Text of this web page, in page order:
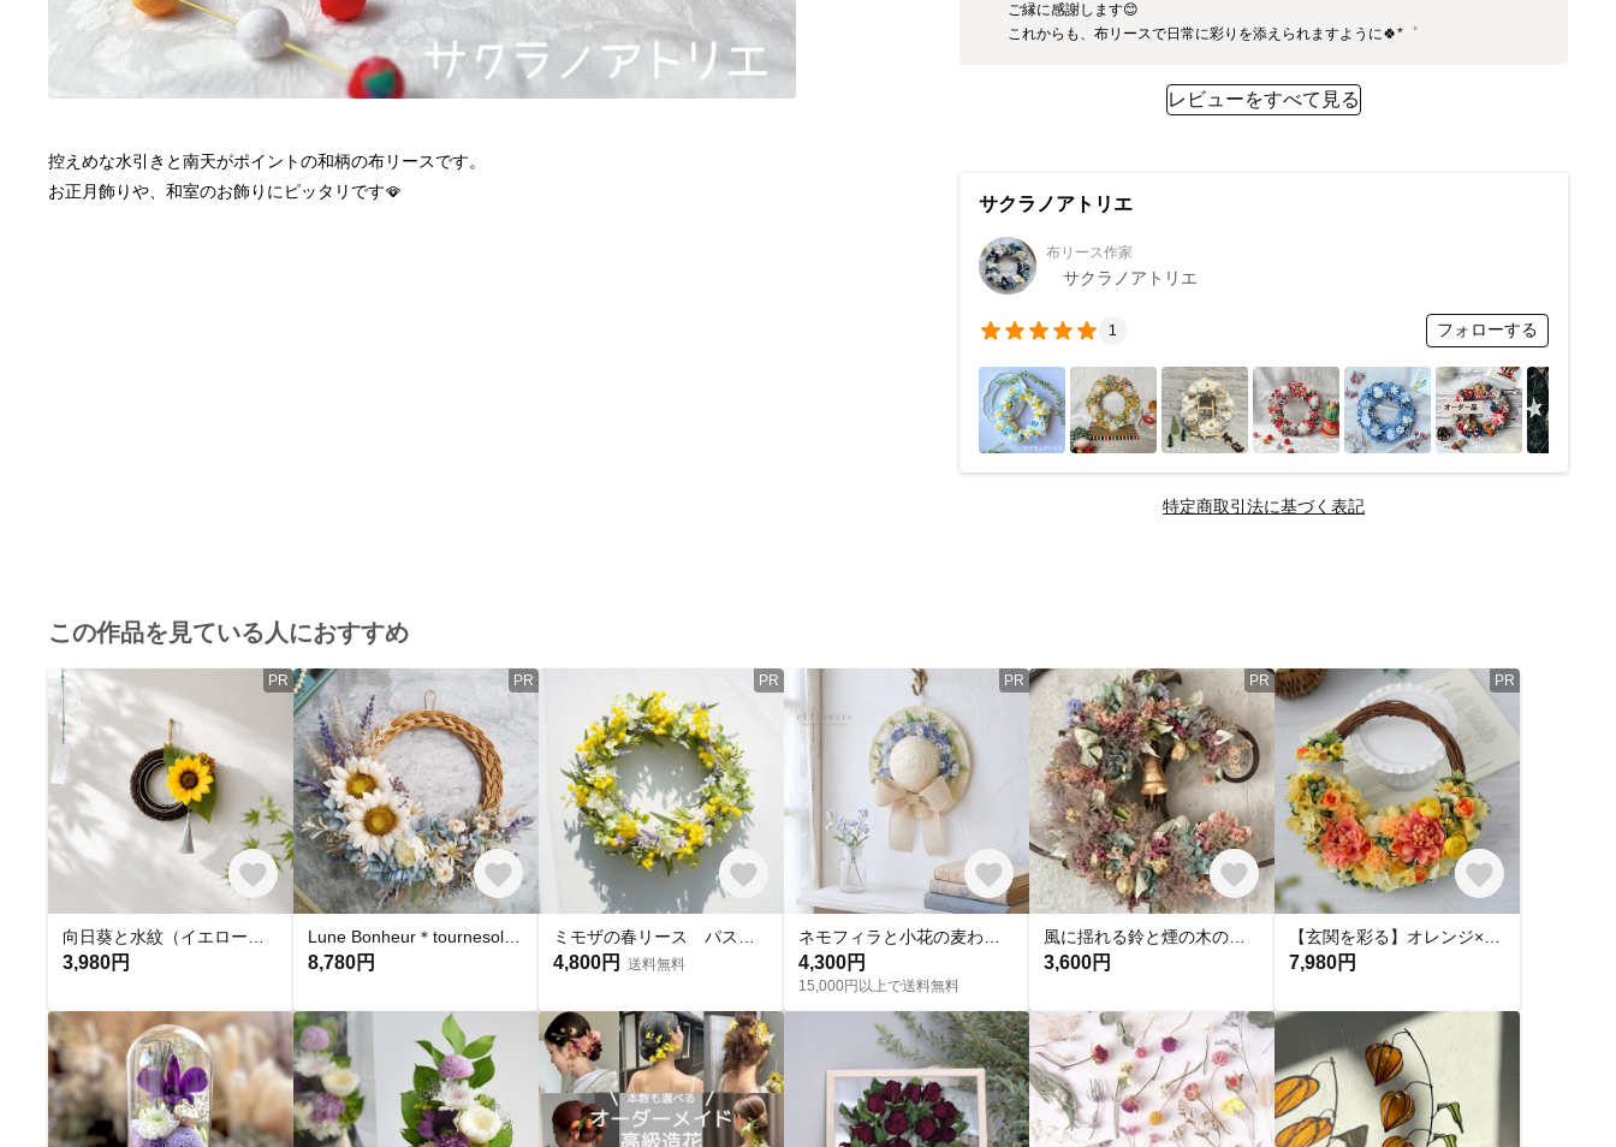
控えめな水引きと南天がポイントの和柄の布リースです。
お正月飾りや、和室のお飾りにピッタリです🪭
ご縁に感謝します😊
これからも、布リースで日常に彩りを添えられますように🍀*゜
レビューをすべて見る
サクラノアトリエ
布リース作家
サクラノアトリエ
1 フォローする
特定商取引法に基づく表記
この作品を見ている人におすすめ
PR
3,980円
PR
8,780円
PR
4,800円 送料無料
PR
4,300円
15,000円以上で送料無料
PR
3,600円
PR
7,980円